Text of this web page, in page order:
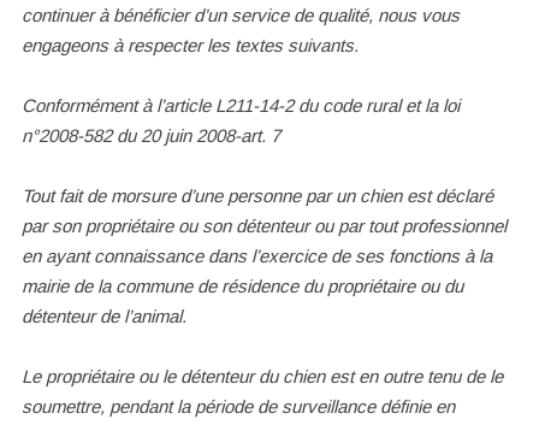
continuer à bénéficier d’un service de qualité, nous vous
engageons à respecter les textes suivants.
Conformément à l’article L211-14-2 du code rural et la loi
n°2008-582 du 20 juin 2008-art. 7
Tout fait de morsure d’une personne par un chien est déclaré
par son propriétaire ou son détenteur ou par tout professionnel
en ayant connaissance dans l’exercice de ses fonctions à la
mairie de la commune de résidence du propriétaire ou du
détenteur de l’animal.
Le propriétaire ou le détenteur du chien est en outre tenu de le
soumettre, pendant la période de surveillance définie en